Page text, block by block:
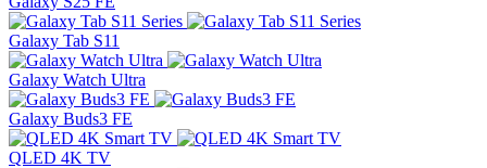
Galaxy Tab S11
Galaxy Watch Ultra
Galaxy Buds3 FE
QLED 4K TV